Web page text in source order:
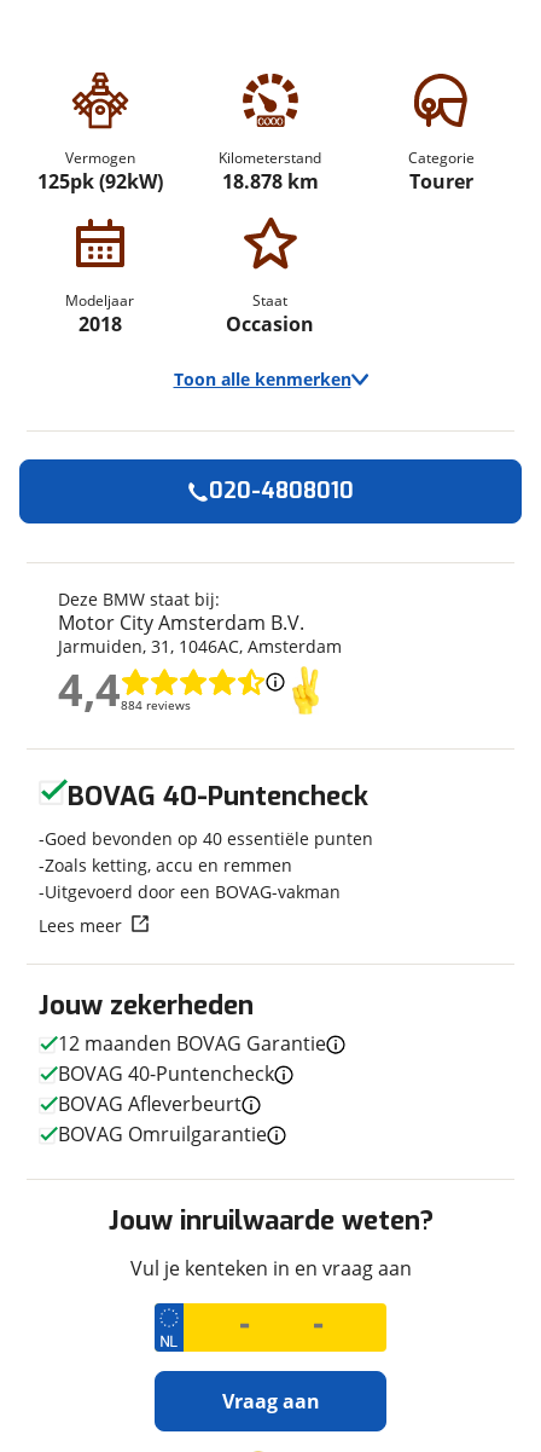
Vermogen
125pk (92kW)
Kilometerstand
18.878 km
Categorie
Tourer
Modeljaar
2018
Staat
Occasion
Toon alle kenmerken
Merk
BMW
Model
Kenteken
68MJJR
Kilometerstand
18.878 km
Bouwjaar
3-2018
2018
Leeftijd
8 jaar en 5 maanden
Categorie
Tourer
Soort voertuig
Motor
Nieuw of occasion
Occasion
Techniek
Transmissie
Handgeschakeld
Vermogen
125pk (92kW)
Maximaal toelaatbaar
276 kg
Wit
Deze BMW staat bij:
Motor City Amsterdam B.V.
Jarmuiden, 31, 1046AC, Amsterdam
4,4884 reviews
4,4
020-4808010
Jouw zekerheden
12 maanden BOVAG Garantie
BOVAG 40-Puntencheck
BOVAG Afleverbeurt
BOVAG Omruilgarantie
Jouw inruilwaarde weten?
Vul je kenteken in en vraag aan
Vraag aan
BOVAG 40-Puntencheck
Goed bevonden op 40 essentiële punten
Zoals ketting, accu en remmen
Uitgevoerd door een BOVAG-vakman
Lees meer